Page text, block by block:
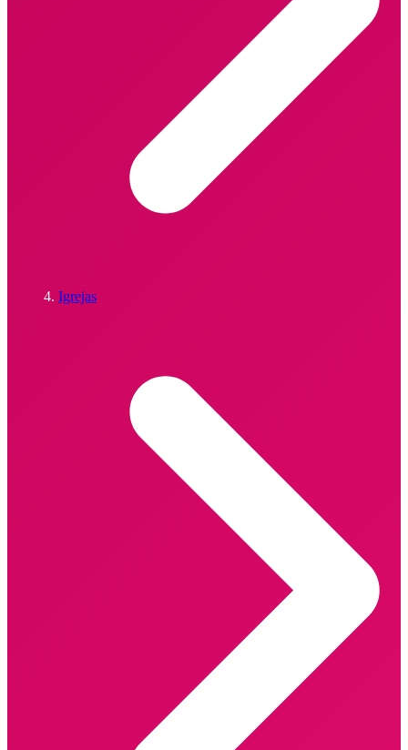
Igrejas